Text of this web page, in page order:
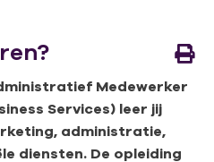
Medewerker
Services) leer jij
administratie,
diensten. De opleiding